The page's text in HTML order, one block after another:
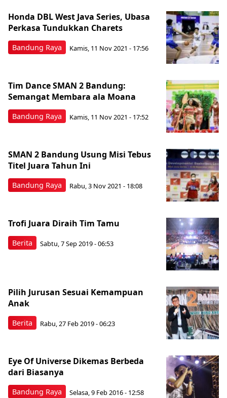
Bandung Raya
Honda DBL West Java Series, Ubasa
Perkasa Tundukkan Charets
Kamis, 11 Nov 2021 - 17:56
Bandung Raya
Tim Dance SMAN 2 Bandung:
Semangat Membara ala Moana
Kamis, 11 Nov 2021 - 17:52
Bandung Raya
SMAN 2 Bandung Usung Misi Tebus
Titel Juara Tahun Ini
Rabu, 3 Nov 2021 - 18:08
Berita
Trofi Juara Diraih Tim Tamu
Sabtu, 7 Sep 2019 - 06:53
Berita
Pilih Jurusan Sesuai Kemampuan
Anak
Rabu, 27 Feb 2019 - 06:23
Bandung Raya
Eye Of Universe Dikemas Berbeda
dari Biasanya
Selasa, 9 Feb 2016 - 12:58